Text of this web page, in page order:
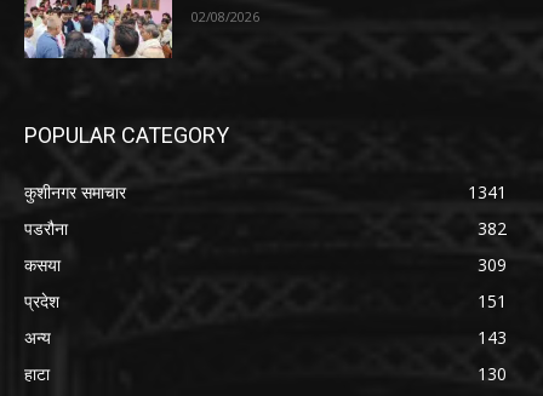
02/08/2026
POPULAR CATEGORY
कुशीनगर समाचार
1341
पडरौना
382
कसया
309
प्रदेश
151
अन्य
143
हाटा
130